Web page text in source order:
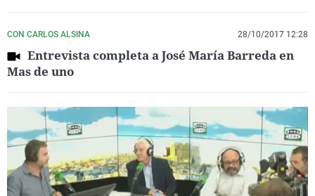
CON CARLOS ALSINA 28/10/2017 12:28
Entrevista completa a José María Barreda en
Mas de uno